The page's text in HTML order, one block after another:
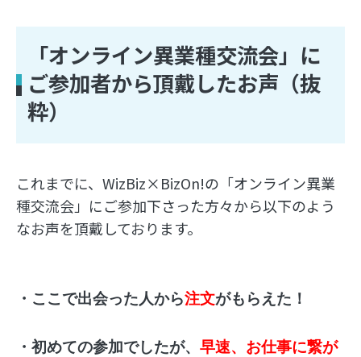
「オンライン異業種交流会」に
ご参加者から頂戴したお声（抜
粋）
これまでに、WizBiz×BizOn!の「オンライン異業
種交流会」にご参加下さった方々から以下のよう
なお声を頂戴しております。
・ ここで出会った人から注文がもらえた！
・初めての参加でしたが、 早速、お仕事に繋が